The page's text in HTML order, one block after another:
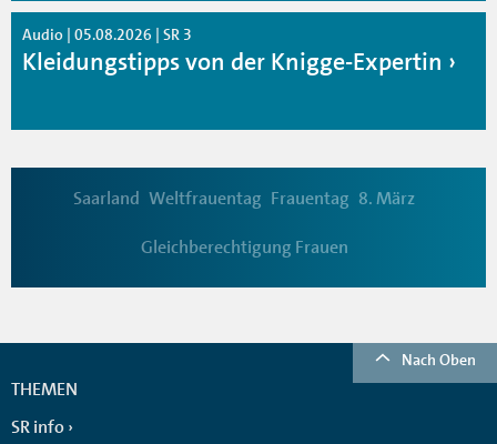
Audio | 05.08.2026 | SR 3
Kleidungstipps von der Knigge-Expertin
Saarland Weltfrauentag Frauentag 8. März
Gleichberechtigung Frauen
Nach Oben
THEMEN
SR info